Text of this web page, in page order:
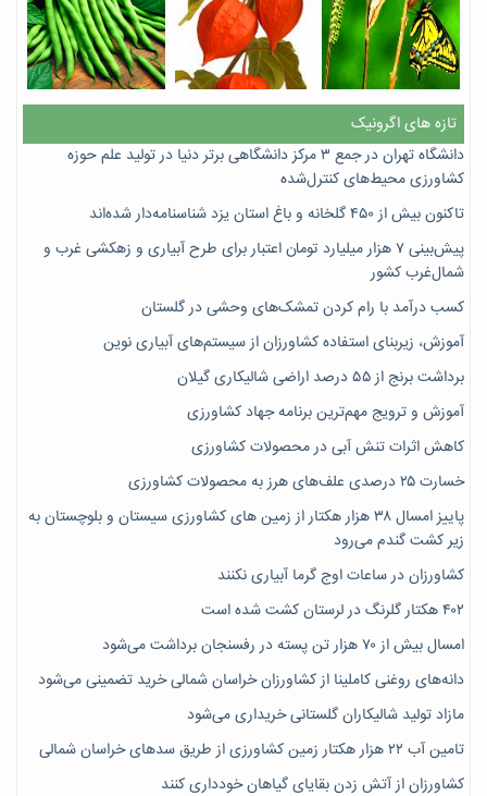
تازه های اگرونیک
دانشگاه تهران در جمع ۳ مرکز دانشگاهی برتر دنیا در تولید علم حوزه
کشاورزی محیط‌های کنترل‌شده
تاکنون بیش از ۴۵۰ گلخانه و باغ استان یزد شناسنامه‌دار شده‌اند
پیش‌بینی ۷‌ هزار میلیارد تومان اعتبار برای طرح آبیاری و زهکشی غرب و
شمال‌غرب کشور
کسب درآمد با رام کردن تمشک‌های وحشی در گلستان
آموزش، زیربنای استفاده کشاورزان از سیستم‌های آبیاری نوین
برداشت برنج از ۵۵ درصد اراضی شالیکاری گیلان
آموزش و ترویج مهم‌ترین برنامه جهاد کشاورزی
کاهش اثرات تنش آبی در محصولات کشاورزی
خسارت ۲۵ درصدی علف‌های هرز به محصولات کشاورزی
پاییز امسال ۳۸ هزار هکتار از زمین های کشاورزی سیستان و بلوچستان به
زیر کشت گندم می‌رود
کشاورزان در ساعات اوج گرما آبیاری نکنند
۴۰۲ هکتار گلرنگ در لرستان کشت شده است
امسال بیش از ۷۰ هزار تن پسته در رفسنجان برداشت می‌شود
دانه‌های روغنی کاملینا از کشاورزان خراسان شمالی خرید تضمینی می‌شود
مازاد تولید شالیکاران گلستانی خریداری می‌شود
تامین آب ۲۲ هزار هکتار زمین کشاورزی از طریق سدهای خراسان شمالی
کشاورزان از آتش زدن بقایای گیاهان خودداری کنند